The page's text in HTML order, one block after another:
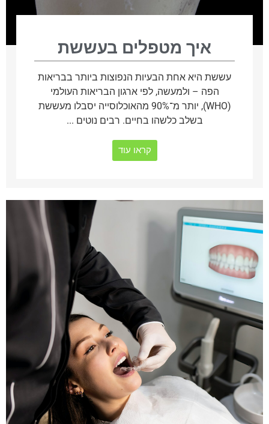
איך מטפלים בעששת
עששת היא אחת הבעיות הנפוצות ביותר בבריאות
הפה – ולמעשה, לפי ארגון הבריאות העולמי
(WHO), יותר מ־90% מהאוכלוסייה יסבלו מעששת
בשלב כלשהו בחיים. רבים נוטים ...
קראו עוד